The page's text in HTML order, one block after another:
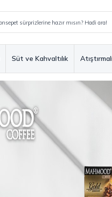
Süt ve Kahvaltılık